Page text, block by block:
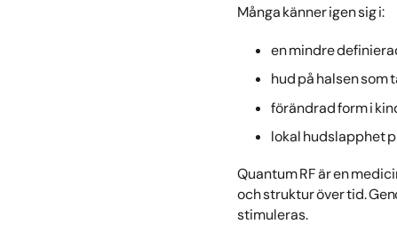
Många känner igen sig i:
en mindre
hud på halsen som
förändrad form i
lokal hudslapphet
Quantum RF är en
och struktur över tid.
stimuleras.